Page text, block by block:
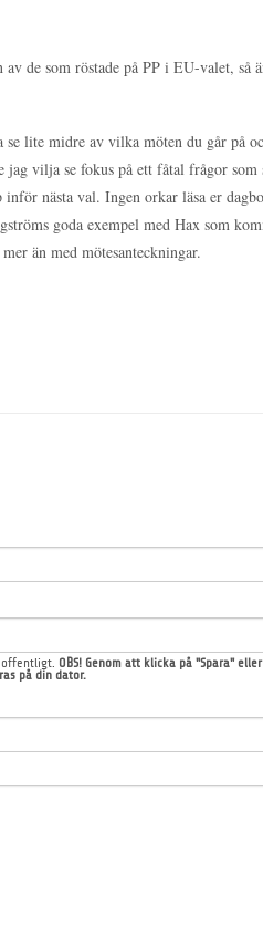
de som röstade på PP i EU-valet, så
lite midre av vilka möten du går på
vilja se fokus på ett fåtal frågor som
nästa val. Ingen orkar läsa er
goda exempel med Hax som
än med mötesanteckningar.
OBS! Genom att klicka på "Spara" eller
på din dator.